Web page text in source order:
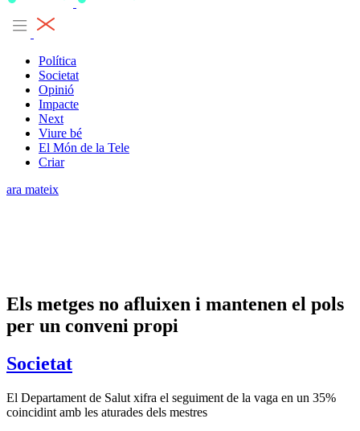
Política
Societat
Opinió
Impacte
Next
Viure bé
El Món de la Tele
Criar
ara mateix
Els metges no afluixen i mantenen el pols
per un conveni propi
Societat
El Departament de Salut xifra el seguiment de la vaga en un 35%
coincidint amb les aturades dels mestres